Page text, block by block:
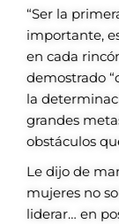
“Ser la
importante,
en cada
demostrado
la
grandes
obstáculos
Le dijo de
mujeres no
liderar… en